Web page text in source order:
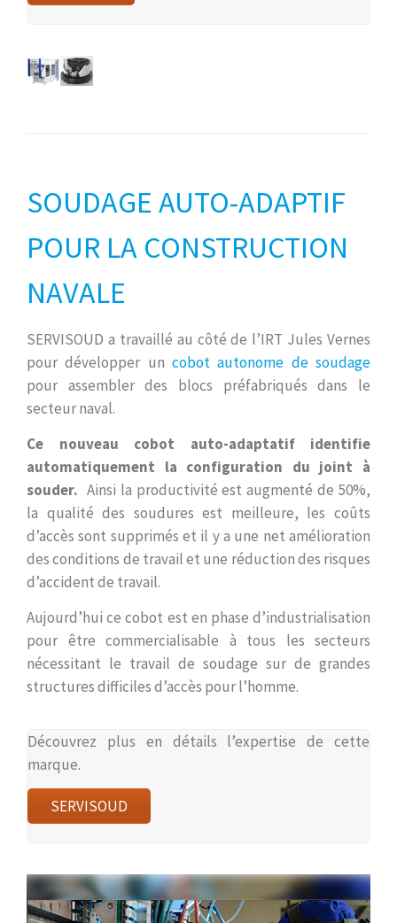
SOUDAGE AUTO-ADAPTIF
POUR LA CONSTRUCTION
NAVALE
SERVISOUD a travaillé au côté de l’IRT Jules Vernes
pour développer un cobot autonome de soudage
pour assembler des blocs préfabriqués dans le
secteur naval.
Ce nouveau cobot auto-adaptatif identifie
automatiquement la configuration du joint à
souder. Ainsi la productivité est augmenté de 50%,
la qualité des soudures est meilleure, les coûts
d’accès sont supprimés et il y a une net amélioration
des conditions de travail et une réduction des risques
d’accident de travail.
Aujourd’hui ce cobot est en phase d’industrialisation
pour être commercialisable à tous les secteurs
nécessitant le travail de soudage sur de grandes
structures difficiles d’accès pour l’homme.
Découvrez plus en détails l’expertise de cette
marque.
SERVISOUD